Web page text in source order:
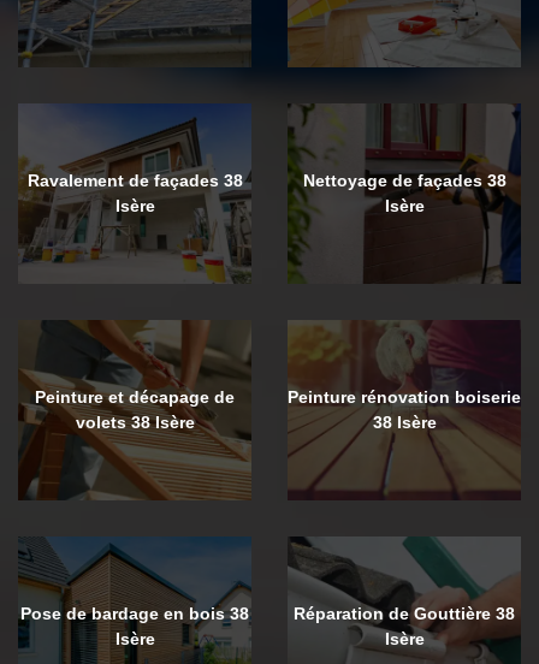
Ravalement de façades 38
Isère
Nettoyage de façades 38
Isère
Peinture et décapage de
volets 38 Isère
Peinture rénovation boiserie
38 Isère
Pose de bardage en bois 38
Isère
Réparation de Gouttière 38
Isère